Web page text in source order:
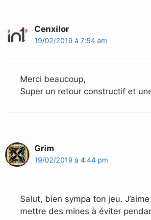
Cenxilor
19/02/2019 à 7:54 am
Merci beaucoup,
Super un retour constructif et
Grim
19/02/2019 à 4:44 pm
Salut, bien sympa ton jeu.
mettre des mines à éviter